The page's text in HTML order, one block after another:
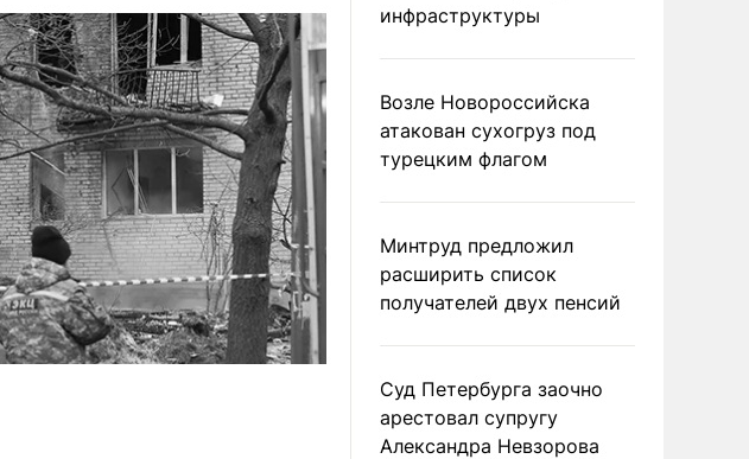
инфраструктуры
Возле Новороссийска
атакован сухогруз под
турецким флагом
Минтруд предложил
расширить список
получателей двух пенсий
Суд Петербурга заочно
арестовал супругу
Александра Невзорова